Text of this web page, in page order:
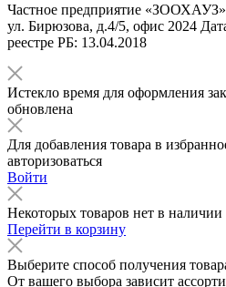
Частное предприятие
ул. Бирюзова, д.4/5, офис 2024
реестре РБ: 13.04.2018
Истекло время для оформления
обновлена
Для добавления товара в
авторизоваться
Войти
Некоторых товаров нет в наличии
Перейти в корзину
Выберите способ получения
От вашего выбора зависит